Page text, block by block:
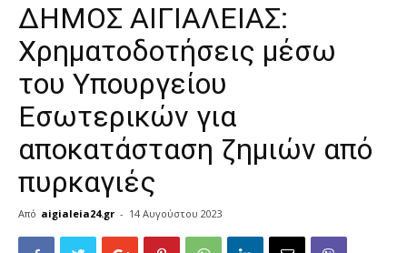
ΔΗΜΟΣ ΑΙΓΙΑΛΕΙΑΣ:
Χρηματοδοτήσεις μέσω
του Υπουργείου
Εσωτερικών για
αποκατάσταση ζημιών από
πυρκαγιές
Από aigialeia24.gr - 14 Αυγούστου 2023